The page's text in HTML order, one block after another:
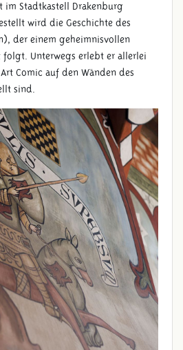
im Stadtkastell Drakenburg
wird die Geschichte des
der einem geheimnisvollen
Unterwegs erlebt er allerlei
Comic auf den Wänden des
sind.